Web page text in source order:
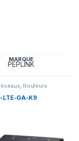
MARQUE
PEPLINK
Routeurs
LTE-GA-K9